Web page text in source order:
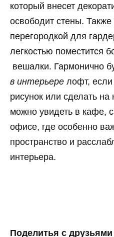
который внесет
освободит стены.
перегородкой для
легкостью поместится
вешалки. Гармонично
в интерьере лофт,
рисунок или сделать
можно увидеть в кафе,
офисе, где особенно
пространство и
интерьера.
Поделитья с